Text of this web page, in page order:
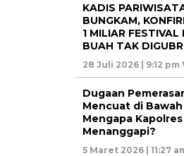
KADIS
BUNGKAM,
1 MILIAR
BUAH TAK
28 Juli 2026 | 9:12 pm
Dugaan
Mencuat di
Mengapa
Menanggapi?
5 Maret 2026 | 11:27